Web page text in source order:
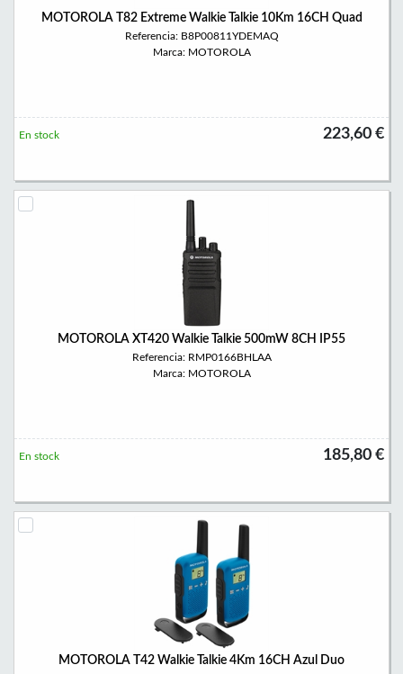
MOTOROLA T82 Extreme Walkie Talkie 10Km 16CH Quad
Referencia: B8P00811YDEMAQ
Marca: MOTOROLA
223,60 €
En stock
MOTOROLA XT420 Walkie Talkie 500mW 8CH IP55
Referencia: RMP0166BHLAA
Marca: MOTOROLA
185,80 €
En stock
MOTOROLA T42 Walkie Talkie 4Km 16CH Azul Duo